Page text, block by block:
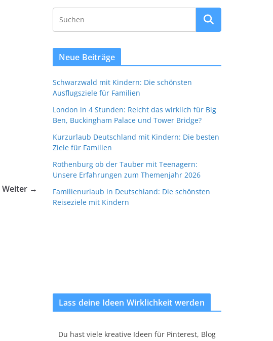
Weiter →
Neue Beiträge
Schwarzwald mit Kindern: Die schönsten
Ausflugsziele für Familien
London in 4 Stunden: Reicht das wirklich für Big
Ben, Buckingham Palace und Tower Bridge?
Kurzurlaub Deutschland mit Kindern: Die besten
Ziele für Familien
Rothenburg ob der Tauber mit Teenagern:
Unsere Erfahrungen zum Themenjahr 2026
Familienurlaub in Deutschland: Die schönsten
Reiseziele mit Kindern
Lass deine Ideen Wirklichkeit werden
Du hast viele kreative Ideen für Pinterest, Blog